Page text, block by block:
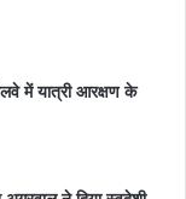
में यात्री आरक्षण के